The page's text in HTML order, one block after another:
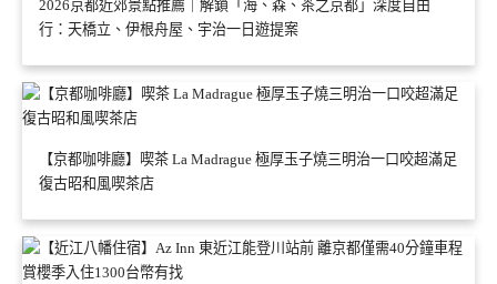
2026京都近郊景點推薦｜解鎖「海、森、茶之京都」深度自由
行：天橋立、伊根舟屋、宇治一日遊提案
【京都咖啡廳】喫茶 La Madrague 極厚玉子燒三明治一口咬超滿足
復古昭和風喫茶店